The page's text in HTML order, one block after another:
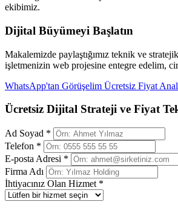
ekibimiz.
Dijital Büyümeyi Başlatın
Makalemizde paylaştığımız teknik ve
işletmenizin web projesine entegre edelim,
WhatsApp'tan Görüşelim Ücretsiz Fiyat
Ücretsiz Dijital Strateji ve Fiyat
Ad Soyad *
Telefon *
E-posta Adresi *
Firma Adı
İhtiyacınız Olan Hizmet *